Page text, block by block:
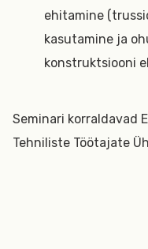
ehitamine
kasutamine ja
konstruktsiooni
Seminari korraldavad
Tehniliste Töötajate